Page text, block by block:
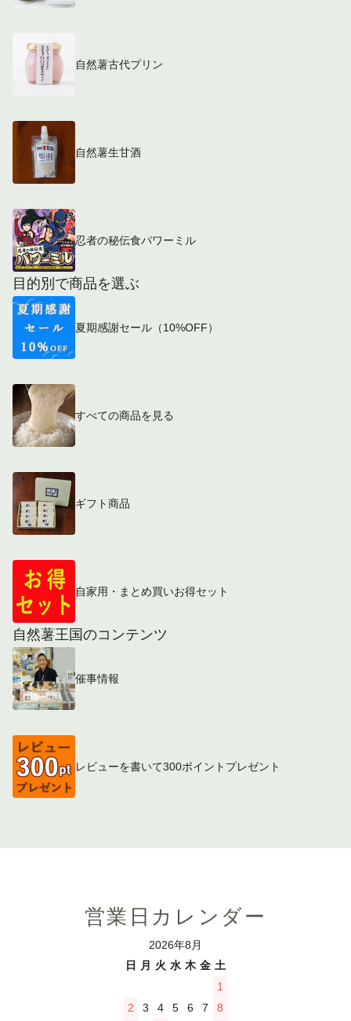
自然薯古代プリン
自然薯生甘酒
忍者の秘伝食パワーミル
目的別で商品を選ぶ
夏期感謝セール（10%OFF）
すべての商品を見る
ギフト商品
自家用・まとめ買いお得セット
自然薯王国のコンテンツ
催事情報
レビューを書いて300ポイントプレゼント
営業日カレンダー
2026年8月
日
月 火 水 木 金 土
1
2
3 4 5 6 7 8